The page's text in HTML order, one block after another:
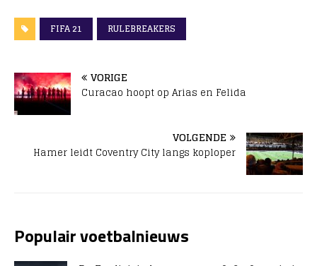
FIFA 21 RULEBREAKERS
VORIGE
Curacao hoopt op Arias en Felida
VOLGENDE
Hamer leidt Coventry City langs koploper
Populair voetbalnieuws